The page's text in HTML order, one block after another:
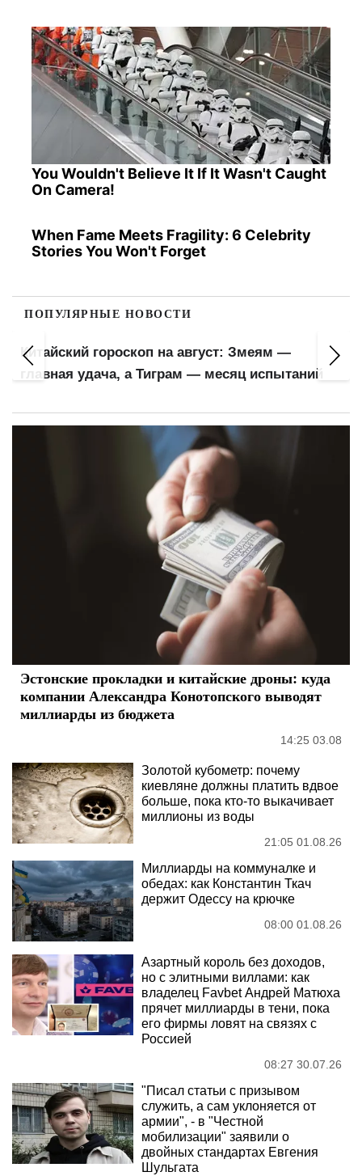
You Wouldn't Believe It If It Wasn't Caught
On Camera!
When Fame Meets Fragility: 6 Celebrity
Stories You Won't Forget
ПОПУЛЯРНЫЕ НОВОСТИ
Китайский гороскоп на август: Змеям —
главная удача, а Тиграм — месяц испытаний
Эстонские прокладки и китайские дроны: куда
компании Александра Конотопского выводят
миллиарды из бюджета
14:25 03.08
Золотой кубометр: почему
киевляне должны платить вдвое
больше, пока кто-то выкачивает
миллионы из воды
21:05 01.08.26
Миллиарды на коммуналке и
обедах: как Константин Ткач
держит Одессу на крючке
08:00 01.08.26
Азартный король без доходов,
но с элитными виллами: как
владелец Favbet Андрей Матюха
прячет миллиарды в тени, пока
его фирмы ловят на связях с
Россией
08:27 30.07.26
"Писал статьи с призывом
служить, а сам уклоняется от
армии", - в "Честной
мобилизации" заявили о
двойных стандартах Евгения
Шульгата